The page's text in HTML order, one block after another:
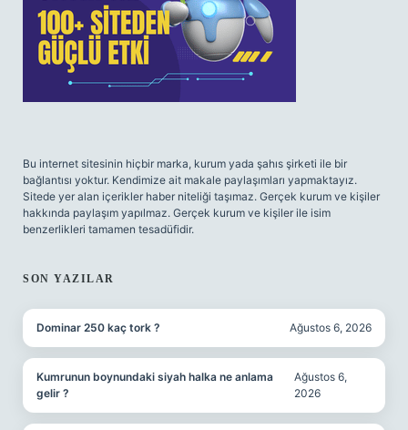
Bu internet sitesinin hiçbir marka, kurum yada şahıs şirketi ile bir
bağlantısı yoktur. Kendimize ait makale paylaşımları yapmaktayız.
Sitede yer alan içerikler haber niteliği taşımaz. Gerçek kurum ve kişiler
hakkında paylaşım yapılmaz. Gerçek kurum ve kişiler ile isim
benzerlikleri tamamen tesadüfidir.
SON YAZILAR
Dominar 250 kaç tork ? Ağustos 6, 2026
Kumrunun boynundaki siyah halka ne anlama
gelir ?
Ağustos 6,
2026